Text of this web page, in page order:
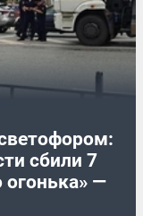
сбили 7
огонька» —